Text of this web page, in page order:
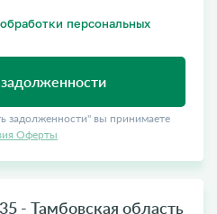
персональных
задолженности" вы принимаете
Оферты
- Тамбовская область